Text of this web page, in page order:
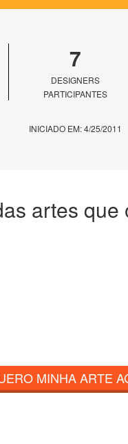
7
DESIGNERS
PARTICIPANTES
INICIADO EM: 4/25/2011
artes
MINHA ARTE